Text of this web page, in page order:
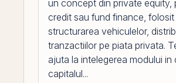
un concept din private equity,
credit sau fund finance,
structurarea vehiculelor,
tranzactiilor pe piata privata.
ajuta la intelegerea modului in
capitalul...